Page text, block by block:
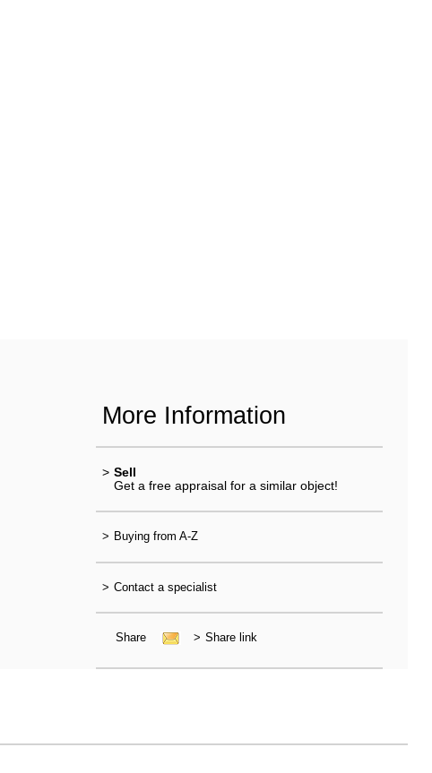
More Information
> Sell
Get a free appraisal for a similar object!
> Buying from A-Z
> Contact a specialist
Share > Share link